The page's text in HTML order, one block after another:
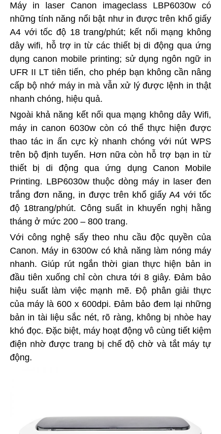
Máy in laser Canon imageclass LBP6030w có
những tính năng nổi bật như in được trên khổ giấy
A4 với tốc độ 18 trang/phút; kết nối mạng không
dây wifi, hỗ trợ in từ các thiết bị di động qua ứng
dụng canon mobile printing; sử dụng ngôn ngữ in
UFR II LT tiên tiến, cho phép bạn không cần nâng
cấp bộ nhớ máy in mà vẫn xử lý được lệnh in thật
nhanh chóng, hiệu quả.
Ngoài khả năng kết nối qua mạng không dây Wifi,
máy in canon 6030w còn có thể thực hiện được
thao tác in ấn cực kỳ nhanh chóng với nút WPS
trên bộ định tuyến. Hơn nữa còn hỗ trợ bạn in từ
thiết bị di động qua ứng dụng Canon Mobile
Printing. LBP6030w thuộc dòng máy in laser đen
trắng đơn năng, in được trên khổ giấy A4 với tốc
độ 18trang/phút. Công suất in khuyến nghị hằng
tháng ở mức 200 – 800 trang.
Với công nghệ sấy theo nhu cầu độc quyền của
Canon. Máy in 6300w có khả năng làm nóng máy
nhanh. Giúp rút ngắn thời gian thực hiện bản in
đầu tiên xuống chỉ còn chưa tới 8 giây. Đảm bảo
hiệu suất làm việc mạnh mẽ. Độ phân giải thực
của máy là 600 x 600dpi. Đảm bảo đem lại những
bản in tài liệu sắc nét, rõ ràng, không bị nhòe hay
khó đọc. Đặc biệt, máy hoạt động vô cùng tiết kiệm
điện nhờ được trang bị chế độ chờ và tắt máy tự
động.